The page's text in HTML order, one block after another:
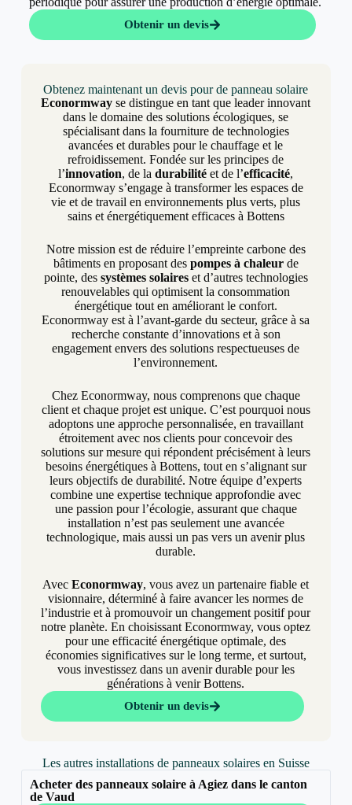
Obtenir un devis
Obtenez maintenant un devis pour de panneau solaire
Econormway se distingue en tant que leader innovant
dans le domaine des solutions écologiques, se
spécialisant dans la fourniture de technologies
avancées et durables pour le chauffage et le
refroidissement. Fondée sur les principes de
l’innovation, de ladurabilité et de l’efficacité,
Econormway s’engage à transformer les espaces de
vie et de travail en environnements plus verts, plus
sains et énergétiquement efficaces à Bottens
Notre mission est de réduire l’empreinte carbone des
bâtiments en proposant des pompes à chaleurde
pointe, des systèmes solaireset d’autres technologies
renouvelables qui optimisent la consommation
énergétique tout en améliorant le confort.
Econormway est à l’avant-garde du secteur, grâce à sa
recherche constante d’innovations et à son
engagement envers des solutions respectueuses de
l’environnement.
Chez Econormway, nous comprenons que chaque
client et chaque projet est unique. C’est pourquoi nous
adoptons une approche personnalisée, en travaillant
étroitement avec nos clients pour concevoir des
solutions sur mesure qui répondent précisément à leurs
besoins énergétiques à Bottens, tout en s’alignant sur
leurs objectifs de durabilité. Notre équipe d’experts
combine une expertise technique approfondie avec
une passion pour l’écologie, assurant que chaque
installation n’est pas seulement une avancée
technologique, mais aussi un pas vers un avenir plus
durable.
AvecEconormway, vous avez un partenaire fiable et
visionnaire, déterminé à faire avancer les normes de
l’industrie et à promouvoir un changement positif pour
notre planète. En choisissant Econormway, vous optez
pour une efficacité énergétique optimale, des
économies significatives sur le long terme, et surtout,
vous investissez dans un avenir durable pour les
générations à venir Bottens.
Obtenir un devis
Les autres installations de panneaux solaires en Suisse
Acheter des panneaux solaire à Agiez dans le canton
de Vaud